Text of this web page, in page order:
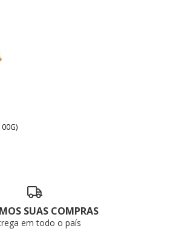
SUAS COMPRAS
em todo o país